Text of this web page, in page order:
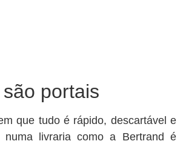
portais
que tudo é rápido, descartável e
numa livraria como a Bertrand é